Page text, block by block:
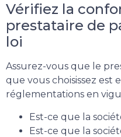
Vérifiez la
prestataire de
loi
Assurez-vous que le
que vous choisissez est
réglementations en
Est-ce que la
Est-ce que la